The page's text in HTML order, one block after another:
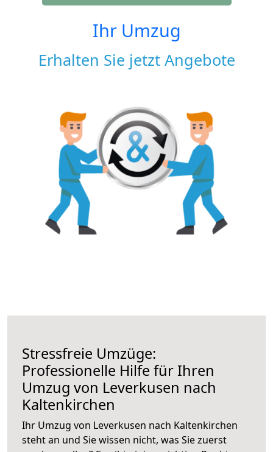
Ihr Umzug
Erhalten Sie jetzt Angebote
Stressfreie Umzüge:
Professionelle Hilfe für Ihren
Umzug von Leverkusen nach
Kaltenkirchen
Ihr Umzug von Leverkusen nach Kaltenkirchen
steht an und Sie wissen nicht, was Sie zuerst